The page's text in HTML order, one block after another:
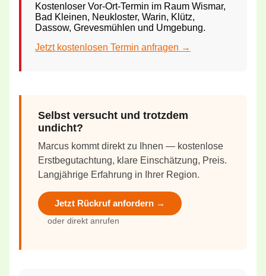
Kostenloser Vor-Ort-Termin im Raum Wismar,
Bad Kleinen, Neukloster, Warin, Klütz,
Dassow, Grevesmühlen und Umgebung.
Jetzt kostenlosen Termin anfragen →
Selbst versucht und trotzdem
undicht?
Marcus kommt direkt zu Ihnen — kostenlose
Erstbegutachtung, klare Einschätzung, Preis.
Langjährige Erfahrung in Ihrer Region.
Jetzt Rückruf anfordern →
oder direkt anrufen